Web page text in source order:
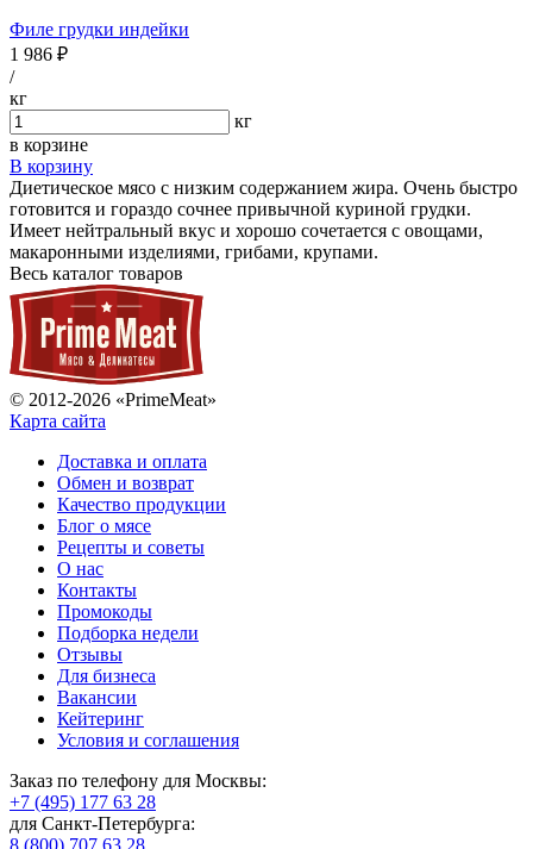
Филе грудки индейки
1 986 ₽
/
кг
кг
в корзине
В корзину
Диетическое мясо с низким содержанием жира. Очень быстро
готовится и гораздо сочнее привычной куриной грудки.
Имеет нейтральный вкус и хорошо сочетается с овощами,
макаронными изделиями, грибами, крупами.
Весь каталог товаров
© 2012-2026 «PrimeMeat»
Карта сайта
Доставка и оплата
Обмен и возврат
Качество продукции
Блог о мясе
Рецепты и советы
О нас
Контакты
Промокоды
Подборка недели
Отзывы
Для бизнеса
Вакансии
Кейтеринг
Условия и соглашения
Заказ по телефону для Москвы:
+7 (495) 177 63 28
для Санкт-Петербурга:
8 (800) 707 63 28